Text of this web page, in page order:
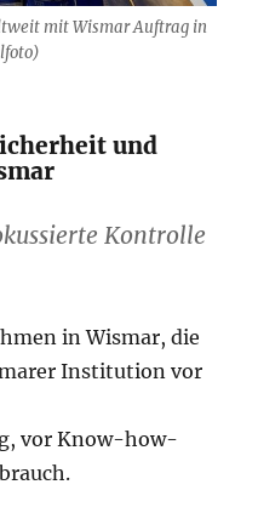
mit Wismar Auftrag in
und
Kontrolle
in Wismar, die
Institution vor
vor Know-how-